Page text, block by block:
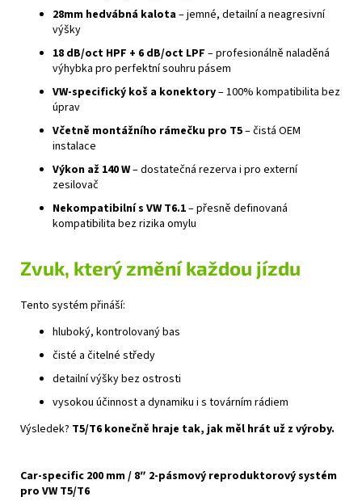
28mm hedvábná kalota– jemné, detailní a neagresivní
výšky
18 dB/oct HPF + 6 dB/oct LPF – profesionálně naladěná
výhybka pro perfektní souhru pásem
VW‑specifický koš a konektory– 100% kompatibilita bez
úprav
Včetně montážního rámečku pro T5– čistá OEM
instalace
Výkon až 140 W– dostatečná rezerva i pro externí
zesilovač
Nekompatibilní s VW T6.1– přesně definovaná
kompatibilita bez rizika omylu
Zvuk, který změní každou jízdu
Tento systém přináší:
hluboký, kontrolovaný bas
čisté a čitelné středy
detailní výšky bez ostrosti
vysokou účinnost a dynamiku i s továrním rádiem
Výsledek? T5/T6 konečně hraje tak, jak měl hrát už z výroby.
Car‑specific 200 mm / 8″ 2‑pásmový reproduktorový systém
pro VW T5/T6